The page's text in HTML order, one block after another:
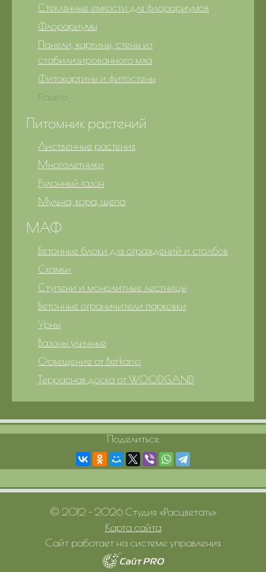
Стеклянные емкости для флорариумов
Флорариумы
Панели, картины, стены из
стабилизированного мха
Фитокартины и фитостены
Кашпо
Питомник растений
Лиственные растения
Многолетники
Рулонный газон
Мульча, кора, щепа
МАФ
Бетонные блоки для ограждений и столбов
Скамьи
Ступени и монолитные лестницы
Бетонные ограничители парковки
Урны
Вазоны уличные
Освещение от Berkano
Террасная доска от WOODGAND
Поделиться:
© 2012 – 2026 Студия «Расцветать»
Карта сайта
Сайт работает на системе управления